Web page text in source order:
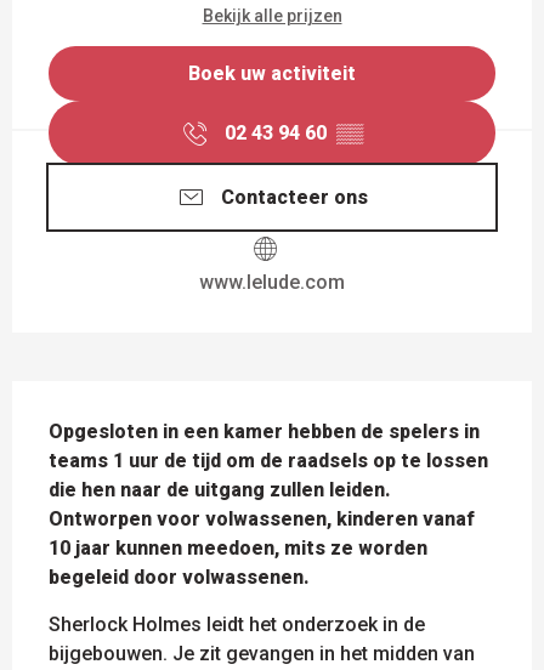
Bekijk alle prijzen
Boek uw activiteit
02 43 94 60 ▒▒
Contacteer ons
www.lelude.com
Opgesloten in een kamer hebben de spelers in
teams 1 uur de tijd om de raadsels op te lossen
die hen naar de uitgang zullen leiden.
Ontworpen voor volwassenen, kinderen vanaf
10 jaar kunnen meedoen, mits ze worden
begeleid door volwassenen.
Sherlock Holmes leidt het onderzoek in de
bijgebouwen. Je zit gevangen in het midden van